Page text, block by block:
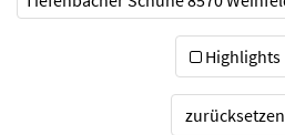
Highlights
zurücksetzen